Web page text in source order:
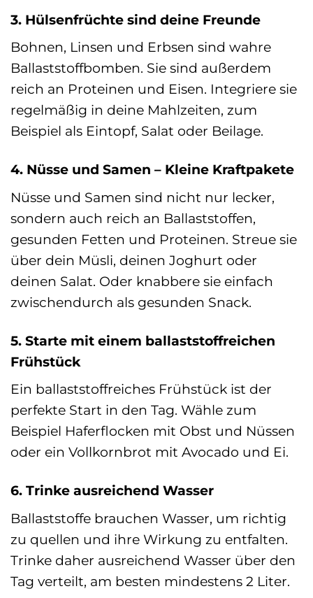
3. Hülsenfrüchte sind deine Freunde
Bohnen, Linsen und Erbsen sind wahre
Ballaststoffbomben. Sie sind außerdem
reich an Proteinen und Eisen. Integriere sie
regelmäßig in deine Mahlzeiten, zum
Beispiel als Eintopf, Salat oder Beilage.
4. Nüsse und Samen – Kleine Kraftpakete
Nüsse und Samen sind nicht nur lecker,
sondern auch reich an Ballaststoffen,
gesunden Fetten und Proteinen. Streue sie
über dein Müsli, deinen Joghurt oder
deinen Salat. Oder knabbere sie einfach
zwischendurch als gesunden Snack.
5. Starte mit einem ballaststoffreichen
Frühstück
Ein ballaststoffreiches Frühstück ist der
perfekte Start in den Tag. Wähle zum
Beispiel Haferflocken mit Obst und Nüssen
oder ein Vollkornbrot mit Avocado und Ei.
6. Trinke ausreichend Wasser
Ballaststoffe brauchen Wasser, um richtig
zu quellen und ihre Wirkung zu entfalten.
Trinke daher ausreichend Wasser über den
Tag verteilt, am besten mindestens 2 Liter.